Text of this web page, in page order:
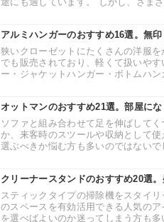
アルミハンガーのおすすめ16選。無
狭いクローゼットにたくさんの洋服
でも販売されており、軽くて扱いや
ー・ジャケットハンガー・ボトムハン
オットマンのおすすめ21選。部屋に
ソファと組み合わせて足を伸ばして
か、来客時のスツールや収納として
選ぶべきか悩む方も多いのではないで
クリーナースタンドのおすすめ20選
スティックタイプの掃除機をスタイ
のスペースを有効活用できる人気の
を選べばよいのか迷ってしまう方も多